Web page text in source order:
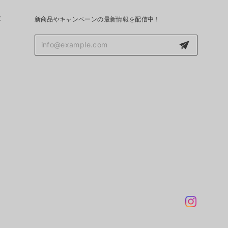
新商品やキャンペーンの最新情報を配信中！